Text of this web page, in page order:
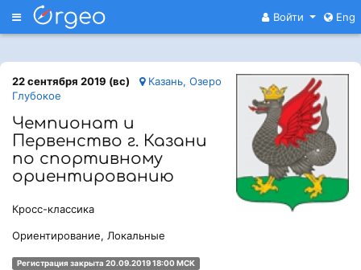
Меню Войти Eng
22 сентября 2019 (вс)
Казань, Озеро
Глубокое
Чемпионат и
Первенство г. Казани
по спортивному
ориентированию
Кросс-классика
Ориентирование, Локальные
Регистрация закрыта 20.09.2019 18:00 МСК